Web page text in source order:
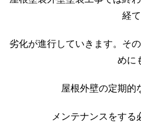
経て
劣化が進行していきます。そ
めに
屋根外壁の定期的
メンテナンスをする